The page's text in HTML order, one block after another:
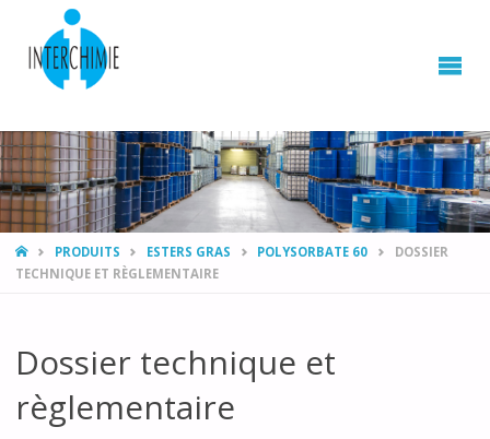
HOMEPRODUITS ESTERS GRAS POLYSORBATE 60
DOSSIER
TECHNIQUE ET RÈGLEMENTAIRE
Dossier technique et
règlementaire